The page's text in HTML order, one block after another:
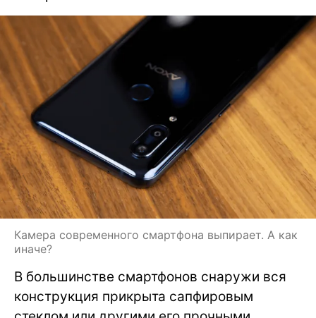
Камера современного смартфона выпирает. А как
иначе?
В большинстве смартфонов снаружи вся
конструкция прикрыта сапфировым